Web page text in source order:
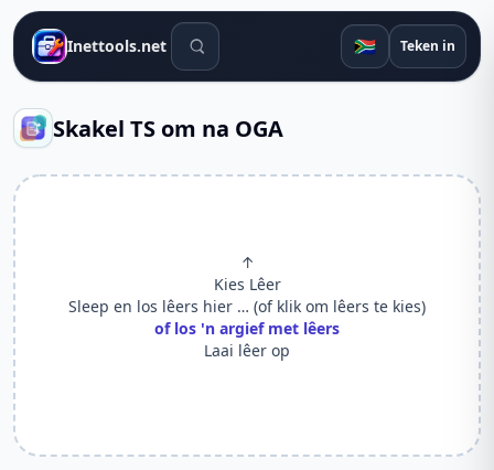
Inettools.net Soek gereedskap 🇿🇦 Teken in
Skakel TS om na OGA
↑
Kies Lêer
Sleep en los lêers hier … (of klik om lêers te kies)
of los 'n argief met lêers
Laai lêer op